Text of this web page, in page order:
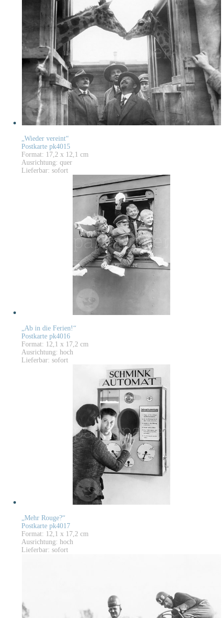
„Wieder vereint“
Postkarte pk4015
Format: 17,2 x 12,1 cm
Ausrichtung: quer
Lieferbar: sofort
„Ab in die Ferien!“
Postkarte pk4016
Format: 12,1 x 17,2 cm
Ausrichtung: hoch
Lieferbar: sofort
„Mehr Rouge?“
Postkarte pk4017
Format: 12,1 x 17,2 cm
Ausrichtung: hoch
Lieferbar: sofort